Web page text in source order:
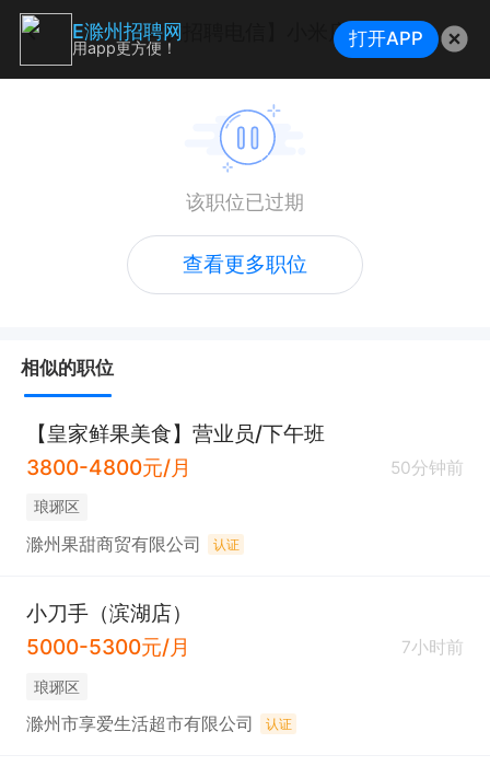
【乌衣招聘电信】小米店员
该职位已过期
查看更多职位
相似的职位
【皇家鲜果美食】营业员/下午班
3800-4800元/月
50分钟前
琅琊区
滁州果甜商贸有限公司 认证
小刀手（滨湖店）
5000-5300元/月
7小时前
琅琊区
滁州市享爱生活超市有限公司 认证
E滁州招聘网
用app更方便！ 打开APP